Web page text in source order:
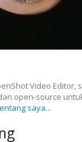
Video Editor,
open-source
saya...